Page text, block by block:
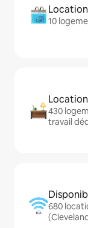
10
430
travail
680